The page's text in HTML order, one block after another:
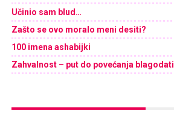
Učinio sam blud…
Zašto se ovo moralo meni desiti?
100 imena ashabijki
Zahvalnost – put do povećanja blagodati